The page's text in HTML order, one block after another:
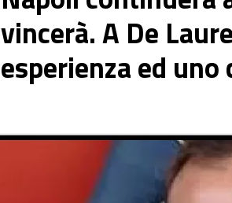
vincerà. A De
esperienza ed uno